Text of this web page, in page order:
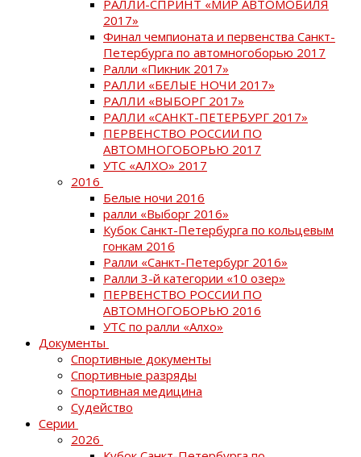
РАЛЛИ-СПРИНТ «МИР АВТОМОБИЛЯ
2017»
Финал чемпионата и первенства Санкт-
Петербурга по автомногоборью 2017
Ралли «Пикник 2017»
РАЛЛИ «БЕЛЫЕ НОЧИ 2017»
РАЛЛИ «ВЫБОРГ 2017»
РАЛЛИ «САНКТ-ПЕТЕРБУРГ 2017»
ПЕРВЕНСТВО РОССИИ ПО
АВТОМНОГОБОРЬЮ 2017
УТС «АЛХО» 2017
2016
Белые ночи 2016
ралли «Выборг 2016»
Кубок Санкт-Петербурга по кольцевым
гонкам 2016
Ралли «Санкт-Петербург 2016»
Ралли 3-й категории «10 озер»
ПЕРВЕНСТВО РОССИИ ПО
АВТОМНОГОБОРЬЮ 2016
УТС по ралли «Алхо»
Документы
Спортивные документы
Спортивные разряды
Спортивная медицина
Судейство
Серии
2026